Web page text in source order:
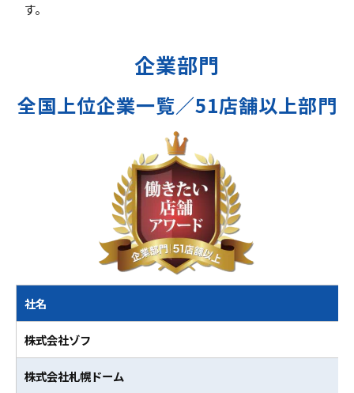
す。
企業部門
全国上位企業一覧／51店舗以上部門
社名
株式会社ゾフ
株式会社札幌ドーム